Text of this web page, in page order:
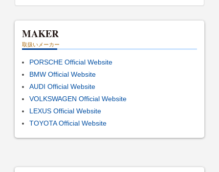
MAKER
取扱いメーカー
PORSCHE Official Website
BMW Official Website
AUDI Official Website
VOLKSWAGEN Official Website
LEXUS Official Website
TOYOTA Official Website